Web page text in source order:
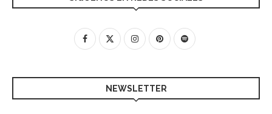
SÍGUENOS EN REDES SOCIALES
NEWSLETTER